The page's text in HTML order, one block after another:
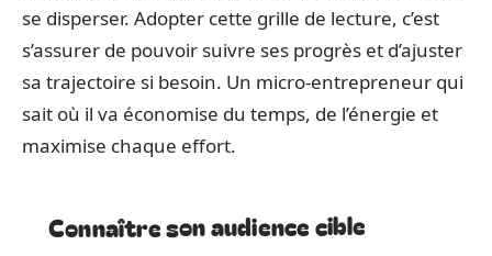
se disperser. Adopter cette grille de lecture, c’est
s’assurer de pouvoir suivre ses progrès et d’ajuster
sa trajectoire si besoin. Un micro-entrepreneur qui
sait où il va économise du temps, de l’énergie et
maximise chaque effort.
Connaître son audience cible